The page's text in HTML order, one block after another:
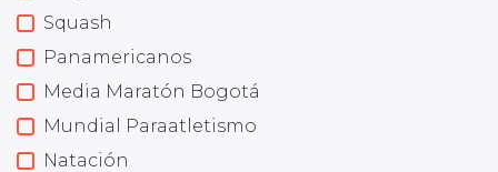
Squash
Panamericanos
Media Maratón Bogotá
Mundial Paraatletismo
Natación